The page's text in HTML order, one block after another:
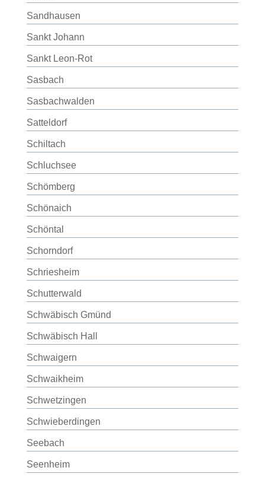
Sandhausen
Sankt Johann
Sankt Leon-Rot
Sasbach
Sasbachwalden
Satteldorf
Schiltach
Schluchsee
Schömberg
Schönaich
Schöntal
Schorndorf
Schriesheim
Schutterwald
Schwäbisch Gmünd
Schwäbisch Hall
Schwaigern
Schwaikheim
Schwetzingen
Schwieberdingen
Seebach
Seenheim